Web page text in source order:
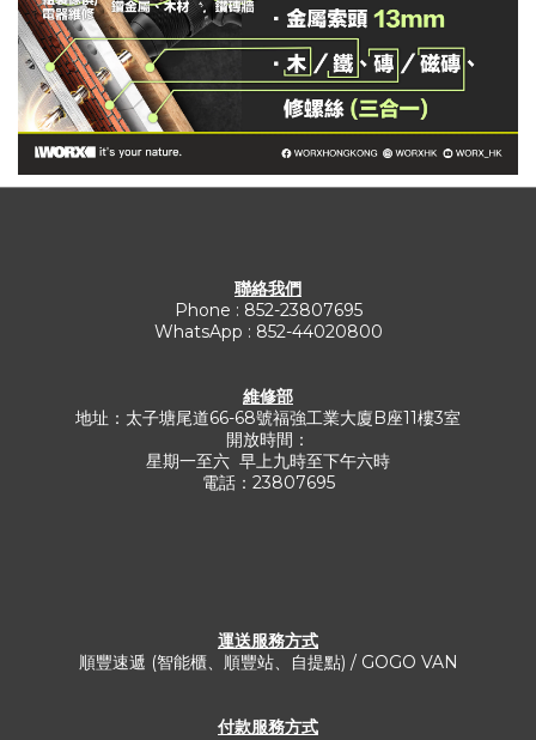
聯絡我們
Phone : 852-23807695
WhatsApp : 852-44020800
維修部
地址：太子塘尾道66-68號福強工業大廈B座11樓3室
開放時間：
星期一至六 早上九時至下午六時
電話：23807695
運送服務方式​
順豐速遞 (智能櫃、順豐站、自提點) / GOGO VAN
付款服務方式